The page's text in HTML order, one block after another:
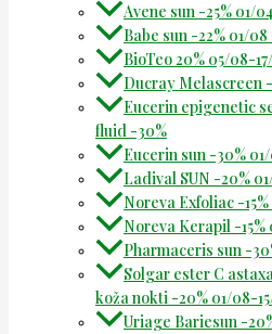
Avene sun -25% 01/
Babe sun -22% 01/08
BioTeo 20% 05/08-
Ducray Melascreen -
Eucerin epigenetic
fluid -30%
Eucerin sun -30%
Ladival SUN -20%
Noreva Exfoliac -
Noreva Kerapil -15%
Pharmaceris sun -
Solgar ester C
koža nokti -20% 01/08-
Uriage Bariesun -